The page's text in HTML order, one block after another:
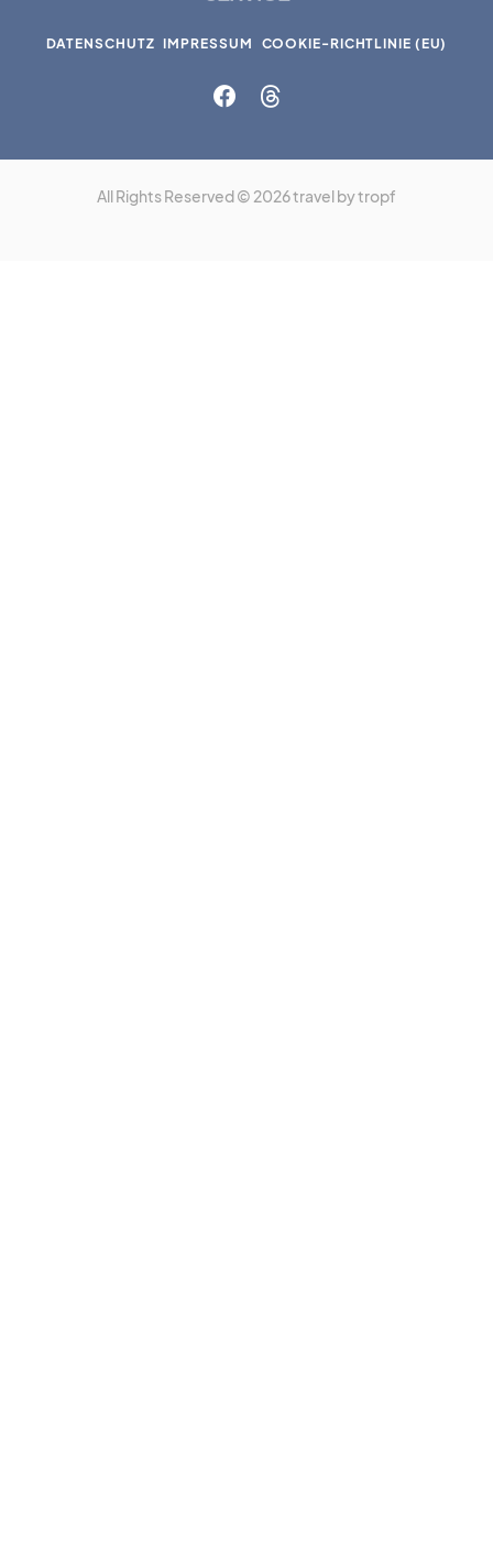
DATENSCHUTZ IMPRESSUM COOKIE-RICHTLINIE (EU)
All Rights Reserved © 2026 travel by tropf